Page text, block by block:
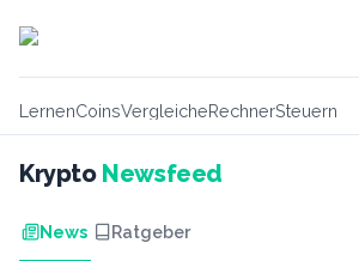
LernenCoinsVergleicheRechnerSteuern
Krypto Newsfeed
News Ratgeber